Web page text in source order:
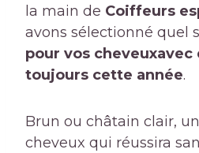
la main de Coiffeurs
avons sélectionné quel
pour vos cheveuxavec
toujours cette année.
Brun ou châtain clair,
cheveux qui réussira